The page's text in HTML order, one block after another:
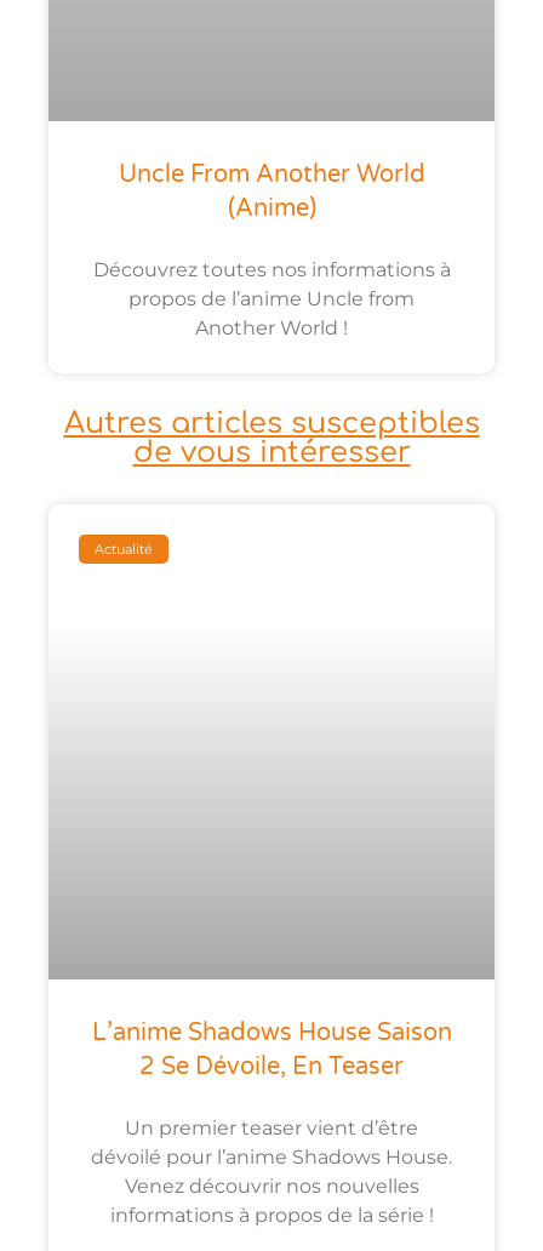
Uncle From Another World
(anime)
Découvrez toutes nos informations à
propos de l’anime Uncle from
Another World !
Autres articles susceptibles
de vous intéresser
Actualité
L’anime Shadows House Saison
2 Se Dévoile, En Teaser
Un premier teaser vient d’être
dévoilé pour l’anime Shadows House.
Venez découvrir nos nouvelles
informations à propos de la série !